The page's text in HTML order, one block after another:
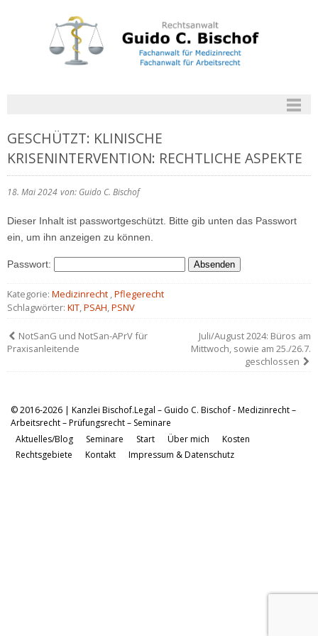
GESCHÜTZT: KLINISCHE
KRISENINTERVENTION: RECHTLICHE ASPEKTE
18. Mai 2024 von: Guido C. Bischof
Dieser Inhalt ist passwortgeschützt. Bitte gib unten das Passwort
ein, um ihn anzeigen zu können.
Passwort:
Kategorie: Medizinrecht ,Pflegerecht
Schlagwörter: KIT,PSAH,PSNV
NotSanG und NotSan-APrV für
Praxisanleitende
Juli/August 2024: Büros am
Mittwoch, sowie am 25./26.7.
geschlossen
© 2016-2026 | Kanzlei Bischof.Legal – Guido C. Bischof - Medizinrecht –
Arbeitsrecht – Prüfungsrecht – Seminare
Aktuelles/Blog
Seminare Start Über mich
Kosten
Rechtsgebiete
Kontakt Impressum & Datenschutz